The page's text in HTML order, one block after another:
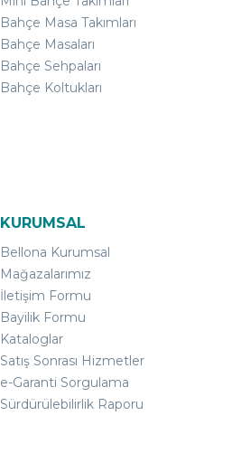
Bahçe Masa Takımları
Bahçe Masaları
Bahçe Sehpaları
Bahçe Koltukları
KURUMSAL
Bellona Kurumsal
Mağazalarımız
İletişim Formu
Bayilik Formu
Kataloglar
Satış Sonrası Hizmetler
e-Garanti Sorgulama
Sürdürülebilirlik Raporu